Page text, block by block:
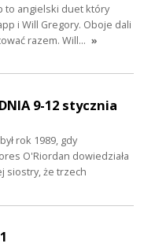
to angielski duet który
i Will Gregory. Oboje dali
razem. Will… »
9-12 stycznia
rok 1989, gdy
O'Riordan dowiedziała
siostry, że trzech